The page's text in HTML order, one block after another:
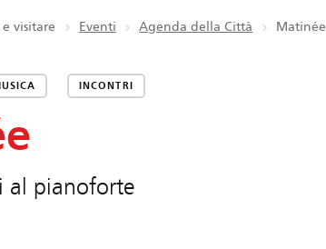
visitare Eventi Agenda della Città Matinée
INCONTRI
al pianoforte